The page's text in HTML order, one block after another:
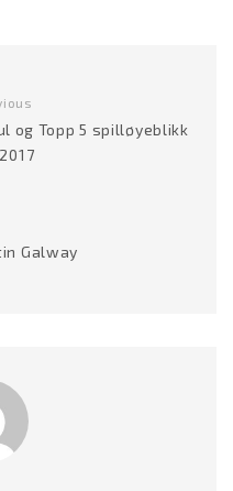
og Topp 5 spilløyeblikk
Galway